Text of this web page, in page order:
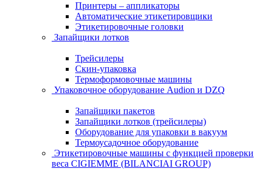
Принтеры – аппликаторы
Автоматические этикетировщики
Этикетировочные головки
Запайщики лотков
Трейсилеры
Скин-упаковка
Термоформовочные машины
Упаковочное оборудование Audion и DZQ
Запайщики пакетов
Запайщики лотков (трейсилеры)
Оборудование для упаковки в вакуум
Термоусадочное оборудование
Этикетировочные машины с функцией проверки
веса CIGIEMME (BILANCIAI GROUP)